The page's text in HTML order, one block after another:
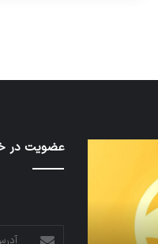
عضویت در
آدرس